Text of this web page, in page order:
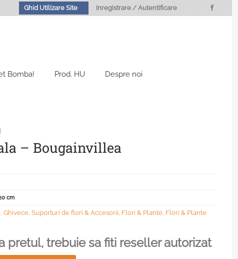
Ghid Utilizare Site Inregistrare / Autentificare
Bomba! Prod. HU Despre noi
– Bougainvillea
cm
Ghivece, Suporturi de flori & Accesorii Flori & Plante Flori & Plante
pretul, trebuie sa fiti reseller autorizat